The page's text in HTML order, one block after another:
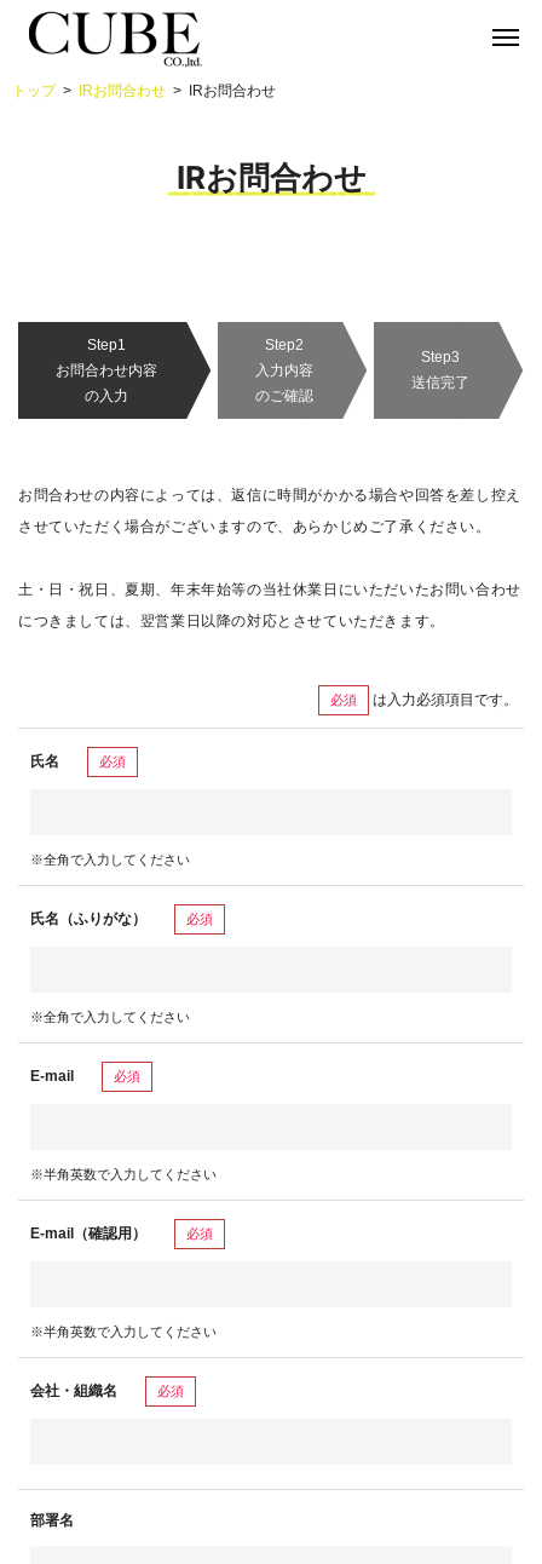
トップ IRお問合わせ IRお問合わせ
IRお問合わせ
Step1
お問合わせ内容
の入力
Step2
入力内容
のご確認
Step3
送信完了
お問合わせの内容によっては、返信に時間がかかる場合や回答を差し控え
させていただく場合がございますので、あらかじめご了承ください。
土・日・祝日、夏期、年末年始等の当社休業日にいただいたお問い合わせ
につきましては、翌営業日以降の対応とさせていただきます。
必須 は入力必須項目です。
氏名 必須
※全角で入力してください
氏名（ふりがな） 必須
※全角で入力してください
E-mail 必須
※半角英数で入力してください
E-mail（確認用） 必須
※半角英数で入力してください
会社・組織名 必須
部署名